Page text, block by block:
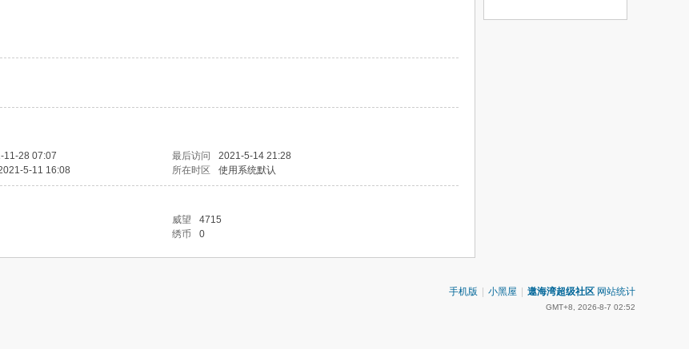
11-28 07:07 最后访问
2021-5-14 21:28
5-11 16:08 所在时区 使用系统默认
威望
4715
绣币 0
手机版 小黑屋 遨海湾超级社区 网站统计
GMT+8, 2026-8-7 02:52